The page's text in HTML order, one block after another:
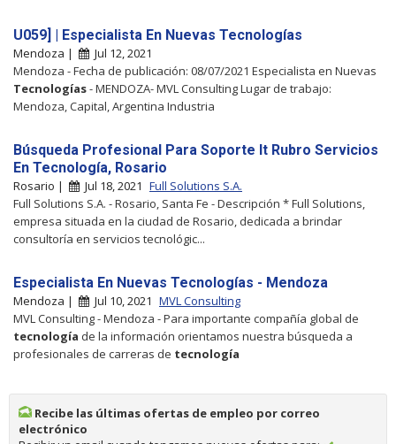
U059] | Especialista En Nuevas Tecnologías
Mendoza |
Jul 12, 2021
Mendoza - Fecha de publicación: 08/07/2021 Especialista en Nuevas
Tecnologías- MENDOZA- MVL Consulting Lugar de trabajo:
Mendoza, Capital, Argentina Industria
Búsqueda Profesional Para Soporte It Rubro Servicios
En Tecnología, Rosario
Rosario | Jul 18, 2021 Full Solutions S.A.
Full Solutions S.A. - Rosario, Santa Fe - Descripción * Full Solutions,
empresa situada en la ciudad de Rosario, dedicada a brindar
consultoría en servicios tecnológic...
Especialista En Nuevas Tecnologías - Mendoza
Mendoza | Jul 10, 2021 MVL Consulting
MVL Consulting - Mendoza - Para importante compañía global de
tecnología de la información orientamos nuestra búsqueda a
profesionales de carreras de tecnología
Recibe las últimas ofertas de empleo por correo
electrónico